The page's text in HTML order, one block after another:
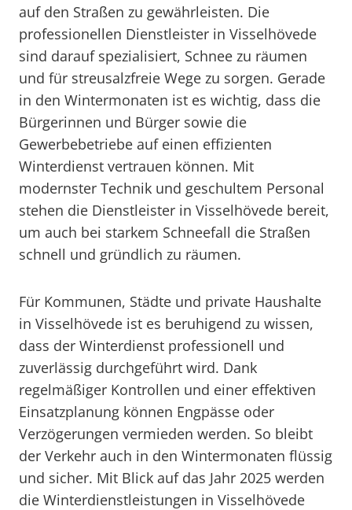
auf den Straßen zu gewährleisten. Die
professionellen Dienstleister in Visselhövede
sind darauf spezialisiert, Schnee zu räumen
und für streusalzfreie Wege zu sorgen. Gerade
in den Wintermonaten ist es wichtig, dass die
Bürgerinnen und Bürger sowie die
Gewerbebetriebe auf einen effizienten
Winterdienst vertrauen können. Mit
modernster Technik und geschultem Personal
stehen die Dienstleister in Visselhövede bereit,
um auch bei starkem Schneefall die Straßen
schnell und gründlich zu räumen.
Für Kommunen, Städte und private Haushalte
in Visselhövede ist es beruhigend zu wissen,
dass der Winterdienst professionell und
zuverlässig durchgeführt wird. Dank
regelmäßiger Kontrollen und einer effektiven
Einsatzplanung können Engpässe oder
Verzögerungen vermieden werden. So bleibt
der Verkehr auch in den Wintermonaten flüssig
und sicher. Mit Blick auf das Jahr 2025 werden
die Winterdienstleistungen in Visselhövede